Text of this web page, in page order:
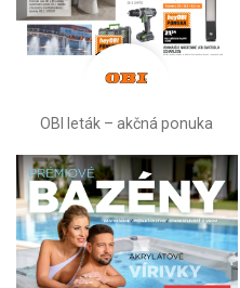
OBI leták –⁠ akčná ponuka